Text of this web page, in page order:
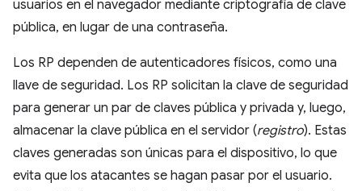
usuarios en el navegador mediante criptografía de clave
pública, en lugar de una contraseña.
Los RP dependen de autenticadores físicos, como una
llave de seguridad. Los RP solicitan la clave de seguridad
para generar un par de claves pública y privada y, luego,
almacenar la clave pública en el servidor (registro). Estas
claves generadas son únicas para el dispositivo, lo que
evita que los atacantes se hagan pasar por el usuario.